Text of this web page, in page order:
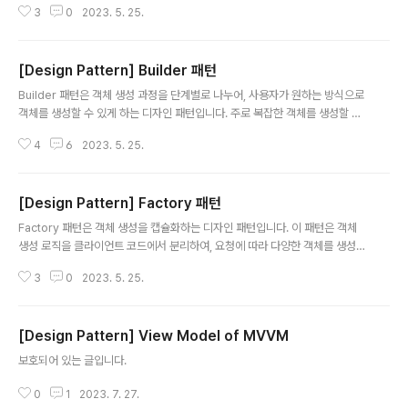
erface MediaPlayer { fun play(audioType: String, fileName: Strin
diaPlayer { override fun playVlc(fileName: String) { println("Playin
g vlc file...
3 0 2023. 5. 25.
[Design Pattern] Builder 패턴
Builder 패턴은 객체 생성 과정을 단계별로 나누어, 사용자가 원하는 방식으로
객체를 생성할 수 있게 하는 디자인 패턴입니다. 주로 복잡한 객체를 생성할 때
과 같이 구현할 수 있습니다. 먼저, 생성할 객체를 나타내는 클래스를 정의합니
e: Double ) 이제 Builder 클래스를 정의합니다. Builder 클래스는 Car 객체
를 생성하기 위한 중간 단계 역할을 합니다. class CarBuilder..
4 6 2023. 5. 25.
[Design Pattern] Factory 패턴
Factory 패턴은 객체 생성을 캡슐화하는 디자인 패턴입니다. 이 패턴은 객체
생성 로직을 클라이언트 코드에서 분리하여, 요청에 따라 다양한 객체를 생성할
할 객체의 타입이 런타임에 결정되는 경우 객체 생성과 관련된 로직을 한 곳에
터페이스를 정의합니다. interface Animal { fun speak() } 다음으로, 인터
페이스를 구현하는 여러 클래스를 정의합니다. class Dog : Animal { overri
3 0 2023. 5. 25.
[Design Pattern] View Model of MVVM
보호되어 있는 글입니다.
0 1 2023. 7. 27.